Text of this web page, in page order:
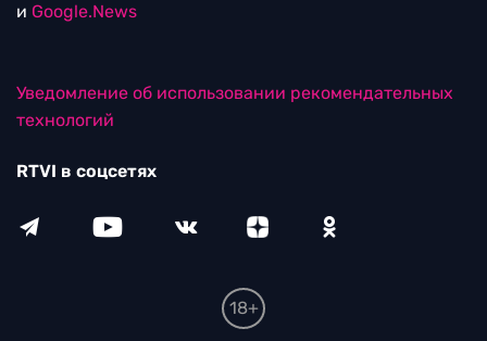
и Google.News
Уведомление об использовании рекомендательных
технологий
RTVI в соцсетях
18+